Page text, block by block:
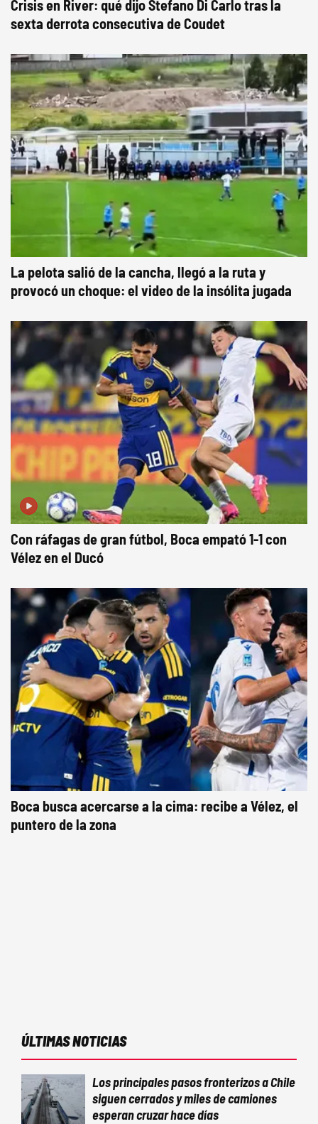
Crisis en River: qué dijo Stefano Di Carlo tras la
sexta derrota consecutiva de Coudet
La pelota salió de la cancha, llegó a la ruta y
provocó un choque: el video de la insólita jugada
Con ráfagas de gran fútbol, Boca empató 1-1 con
Vélez en el Ducó
Boca busca acercarse a la cima: recibe a Vélez, el
puntero de la zona
ÚLTIMAS NOTICIAS
Los principales pasos fronterizos a Chile
siguen cerrados y miles de camiones
esperan cruzar hace días